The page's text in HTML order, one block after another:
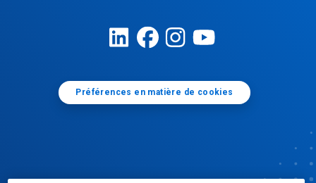
Préférences en matière de cookies